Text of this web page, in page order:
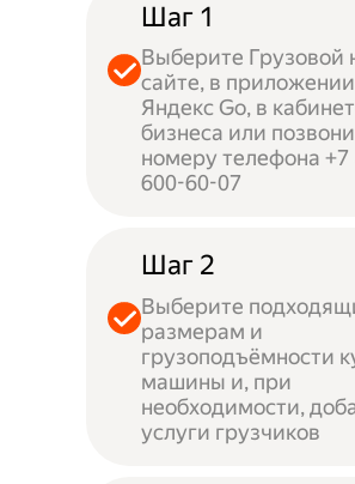
Шаг 1
Выберите Грузовой
сайте, в приложении
Яндекс Go, в
бизнеса или
номеру телефона +7
600-60-07
Шаг 2
Выберите
размерам и
грузоподъёмности
машины и, при
необходимости,
услуги грузчиков